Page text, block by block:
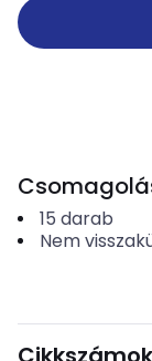
15 darab
Nem